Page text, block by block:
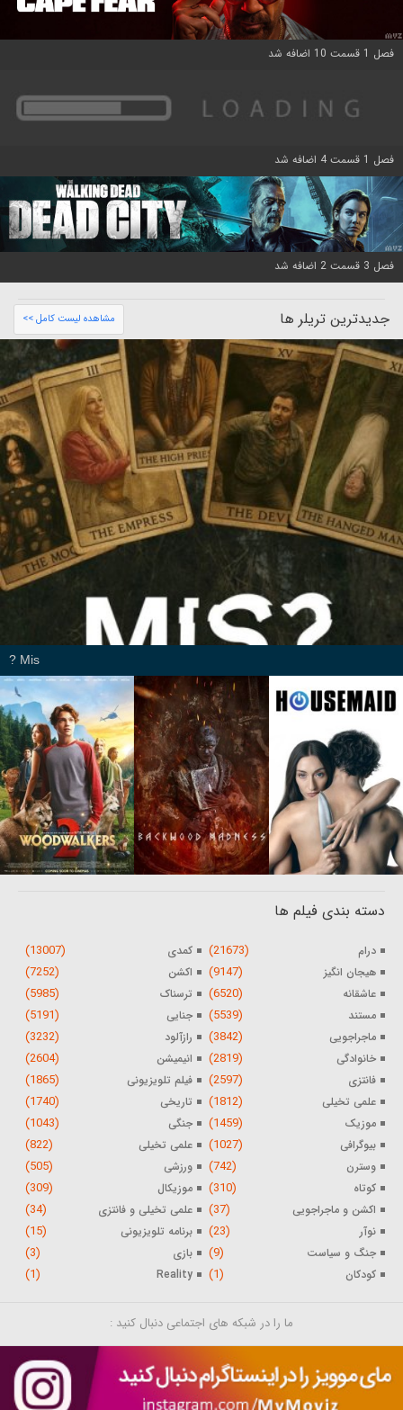
فصل 1 قسمت 10 اضافه شد
فصل 1 قسمت 4 اضافه شد
فصل 3 قسمت 2 اضافه شد
جدیدترین تریلر ها مشاهده لیست کامل >>
Mis ?
دسته بندی فیلم ها
درام (21673) کمدی (13007)
هیجان انگیز (9147) اکشن (7252)
عاشقانه (6520) ترسناک (5985)
مستند (5539) جنایی (5191)
ماجراجویی (3842) رازآلود (3232)
خانوادگی (2819) انیمیشن (2604)
فانتزی (2597) فیلم تلویزیونی (1865)
علمی تخیلی (1812) تاریخی (1740)
موزیک (1459) جنگی (1043)
بیوگرافی (1027) علمی تخیلی (822)
وسترن (742) ورزشی (505)
کوتاه (310) موزیکال (309)
اکشن و ماجراجویی (37) علمی تخیلی و فانتزی (34)
نوآر (23) برنامه تلویزیونی (15)
جنگ و سیاست (9) بازی (3)
کودکان (1)
Reality
(1)
ما را در شبکه های اجتماعی دنبال کنید :